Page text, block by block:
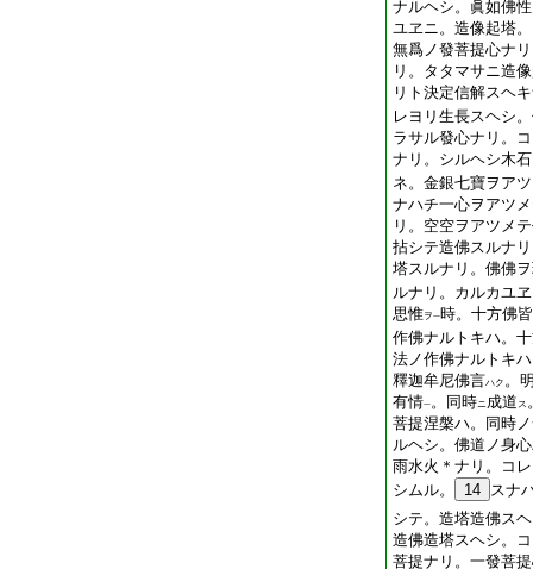
ナルヘシ。眞如佛
ユヱニ。造像起塔
無爲ノ發菩提心ナ
リ。タタマサニ造
リト決定信解スヘ
レヨリ生長スヘシ
ラサル發心ナリ。
ナリ。シルヘシ木
ネ。金銀七寶ヲア
ナハチ一心ヲアツ
リ。空空ヲアツメ
拈シテ造佛スルナ
塔スルナリ。佛佛
ルナリ。カルカユ
思惟ヲ一時。十方佛皆
作佛ナルトキハ。
法ノ作佛ナルトキ
釋迦牟尼佛言ハク 。
有情一。同時ニ成道 ス
菩提涅槃ハ。同時
ルヘシ。佛道ノ身
雨水火＊ナリ。コ
シムル。
14 スナ
シテ。造塔造佛ス
造佛造塔スヘシ。
菩提ナリ。一發菩